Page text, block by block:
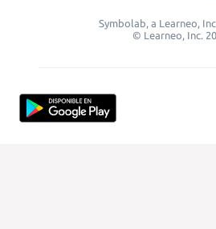
Symbolab, a Learneo,
© Learneo, Inc.